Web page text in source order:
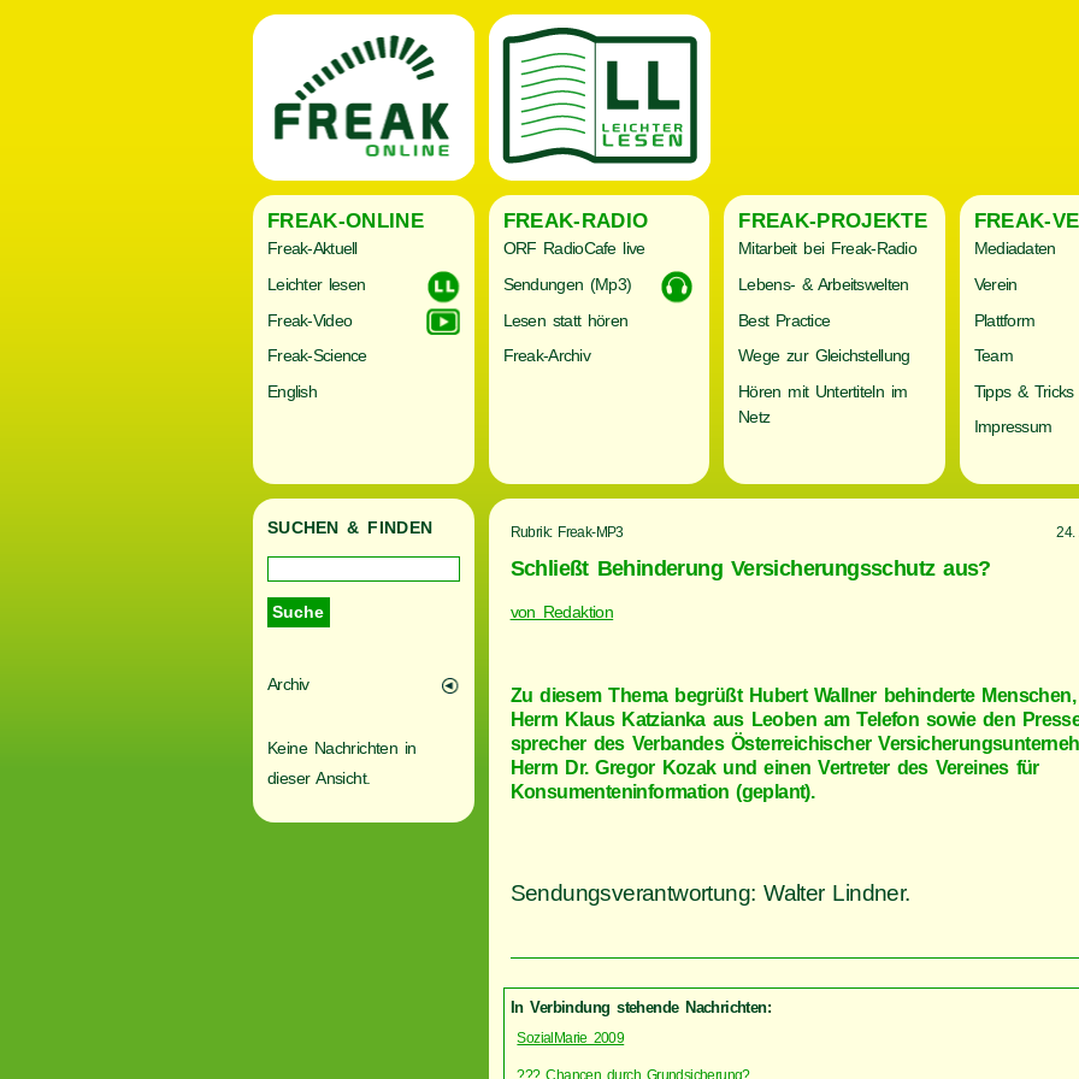
FREAK-ONLINE
Freak-Aktuell
Leichter lesen
Freak-Video
Freak-Science
English
FREAK-RADIO
ORF RadioCafe live
Sendungen (Mp3)
Lesen statt hören
Freak-Archiv
FREAK-PROJEKTE
Mitarbeit bei Freak-Radio
Lebens- & Arbeitswelten
Best Practice
Wege zur Gleichstellung
Hören mit Untertiteln im
Netz
FREAK-
Mediadaten
Verein
Plattform
Team
Tipps & Tricks
Impressum
SUCHEN & FINDEN
Archiv
Keine Nachrichten in
dieser Ansicht.
Rubrik: Freak-MP3 24.
Schließt Behinderung Versicherungsschutz aus?
von Redaktion
Zu diesem Thema begrüßt Hubert Wallner behinderte
Herrn Klaus Katzianka aus Leoben am Telefon sowie den
sprecher des Verbandes Österreichischer
Herrn Dr. Gregor Kozak und einen Vertreter des Vereines für
Konsumenteninformation (geplant).
Sendungsverantwortung: Walter Lindner.
In Verbindung stehende Nachrichten:
SozialMarie 2009
??? Chancen durch Grundsicherung?